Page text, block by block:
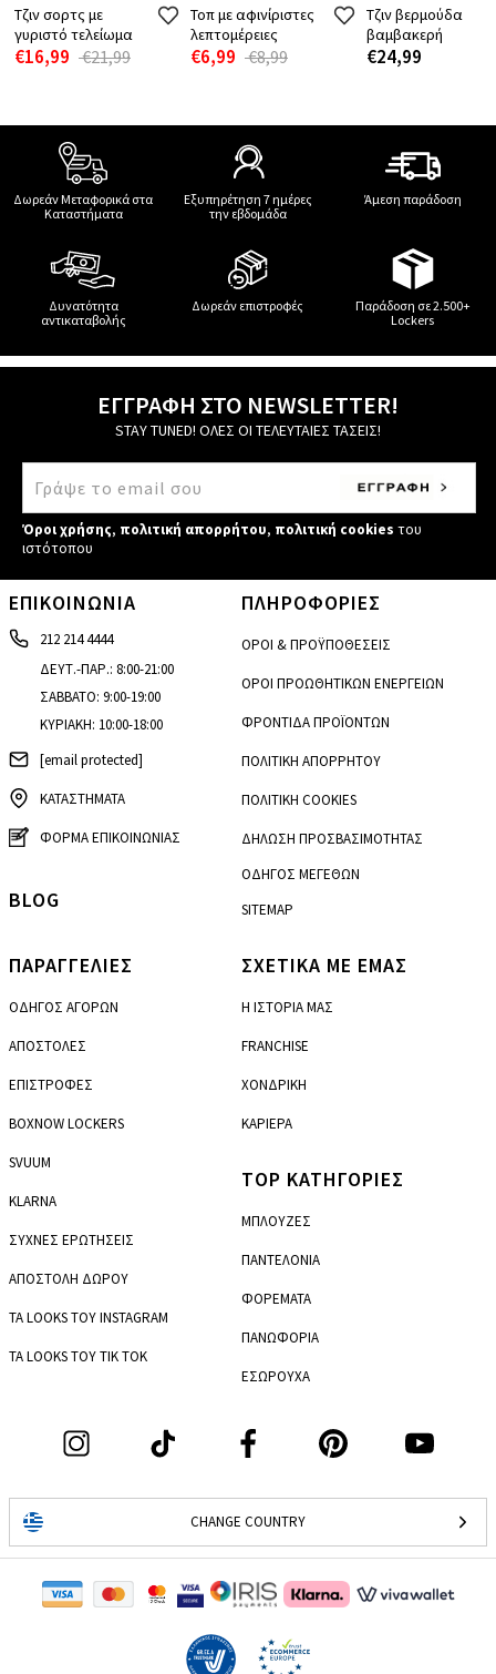
Τζιν σορτς με
γυριστό τελείωμα
€16,99 €21,99
Τοπ με αφινίριστες
λεπτομέρειες
€6,99 €8,99
Τζιν βερμούδα
βαμβακερή
€24,99
Δωρεάν Μεταφορικά στα
Καταστήματα
Εξυπηρέτηση 7 ημέρες
την εβδομάδα
Άμεση παράδοση
Δυνατότητα
αντικαταβολής
Δωρεάν επιστροφές
Παράδοση σε 2.500+
Lockers
ΕΓΓΡΑΦΗ ΣΤΟ NEWSLETTER!
STAY TUNED! ΟΛΕΣ ΟΙ ΤΕΛΕΥΤΑΙΕΣ ΤΑΣΕΙΣ!
Όροι χρήσης, πολιτική απορρήτου, πολιτική cookies του
ιστότοπου
ΕΠΙΚΟΙΝΩΝΙΑ
212 214 4444
ΔΕΥΤ.-ΠΑΡ.: 8:00-21:00
ΣΑΒΒΑΤΟ: 9:00-19:00
ΚΥΡΙΑΚΗ: 10:00-18:00
[email protected]
ΚΑΤΑΣΤΗΜΑΤΑ
ΦΟΡΜΑ ΕΠΙΚΟΙΝΩΝΙΑΣ
ΠΑΡΑΓΓΕΛΙΕΣ
ΟΔΗΓΟΣ ΑΓΟΡΩΝ
ΑΠΟΣΤΟΛΕΣ
ΕΠΙΣΤΡΟΦΕΣ
BOXNOW LOCKERS
SVUUM
KLARNA
ΣΥΧΝΕΣ ΕΡΩΤΗΣΕΙΣ
ΑΠΟΣΤΟΛΗ ΔΩΡΟΥ
ΤΑ LOOKS ΤΟΥ INSTAGRAM
ΤΑ LOOKS ΤΟΥ TIK TOK
ΠΛΗΡΟΦΟΡΙΕΣ
ΟΡΟΙ & ΠΡΟΫΠΟΘΕΣΕΙΣ
ΟΡΟΙ ΠΡΟΩΘΗΤΙΚΩΝ ΕΝΕΡΓΕΙΩΝ
ΦΡΟΝΤΙΔΑ ΠΡΟΪΟΝΤΩΝ
ΠΟΛΙΤΙΚΗ ΑΠΟΡΡΗΤΟΥ
ΠΟΛΙΤΙΚΗ COOKIES
ΔΗΛΩΣΗ ΠΡΟΣΒΑΣΙΜΟΤΗΤΑΣ
ΟΔΗΓΟΣ ΜΕΓΕΘΩΝ
SITEMAP
ΣΧΕΤΙΚΑ ΜΕ ΕΜΑΣ
Η ΙΣΤΟΡΙΑ ΜΑΣ
FRANCHISE
ΧΟΝΔΡΙΚΗ
ΚΑΡΙΕΡΑ
CHANGE COUNTRY
TOP ΚΑΤΗΓΟΡΙΕΣ
ΜΠΛΟΥΖΕΣ
ΠΑΝΤΕΛΟΝΙΑ
ΦΟΡΕΜΑΤΑ
ΠΑΝΩΦΟΡΙΑ
ΕΣΩΡΟΥΧΑ
BLOG